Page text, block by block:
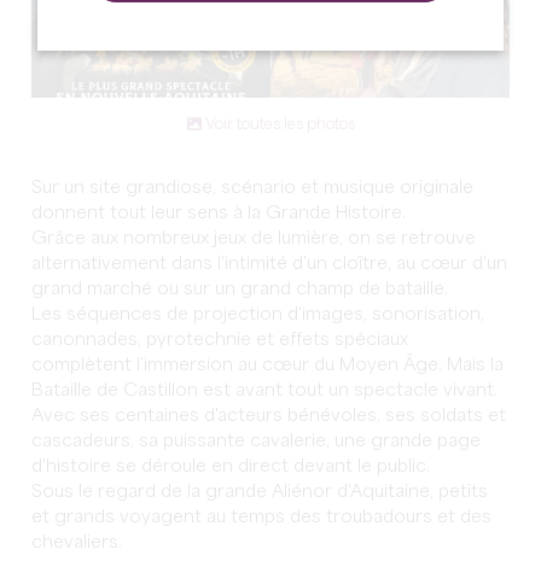
Sur un site grandiose, scénario et musique originale
donnent tout leur sens à la Grande Histoire.
Grâce aux nombreux jeux de lumière, on se retrouve
alternativement dans l'intimité d'un cloître, au cœur d'un
grand marché ou sur un grand champ de bataille.
Les séquences de projection d'images, sonorisation,
canonnades, pyrotechnie et effets spéciaux
complètent l'immersion au cœur du Moyen Âge. Mais la
Bataille de Castillon est avant tout un spectacle vivant.
Avec ses centaines d'acteurs bénévoles, ses soldats et
cascadeurs, sa puissante cavalerie, une grande page
d'histoire se déroule en direct devant le public.
Sous le regard de la grande Aliénor d'Aquitaine, petits
et grands voyagent au temps des troubadours et des
chevaliers.